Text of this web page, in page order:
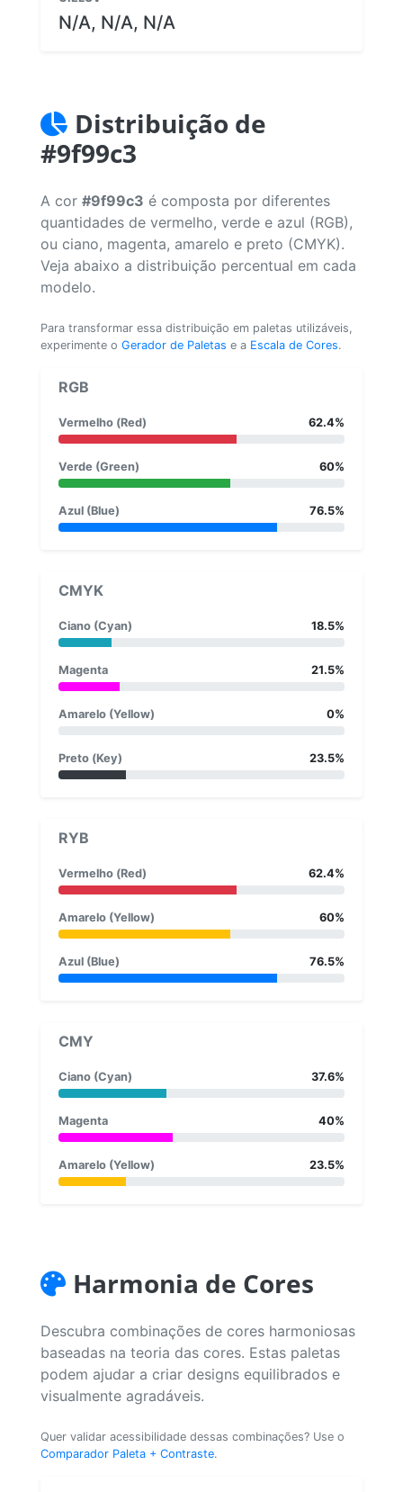
N/A, N/A, N/A
Distribuição de
#9f99c3
A cor #9f99c3 é composta por diferentes
quantidades de vermelho, verde e azul (RGB),
ou ciano, magenta, amarelo e preto (CMYK).
Veja abaixo a distribuição percentual em cada
modelo.
Para transformar essa distribuição em paletas utilizáveis,
experimente o Gerador de Paletas e a Escala de Cores.
RGB
Vermelho (Red) 62.4%
Verde (Green) 60%
Azul (Blue) 76.5%
CMYK
Ciano (Cyan) 18.5%
Magenta 21.5%
Amarelo (Yellow) 0%
Preto (Key) 23.5%
RYB
Vermelho (Red) 62.4%
Amarelo (Yellow) 60%
Azul (Blue) 76.5%
CMY
Ciano (Cyan) 37.6%
Magenta 40%
Amarelo (Yellow) 23.5%
Harmonia de Cores
Descubra combinações de cores harmoniosas
baseadas na teoria das cores. Estas paletas
podem ajudar a criar designs equilibrados e
visualmente agradáveis.
Quer validar acessibilidade dessas combinações? Use o
Comparador Paleta + Contraste.